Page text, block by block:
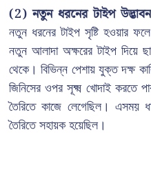
(2) নতুন ধরনের টাইপ
নতুন ধরনের টাইপ সৃষ্টি হওয়ার
নতুন আলাদা অক্ষরের টাইপ
থেকে। বিভিন্ন পেশায় যুক্ত দক্ষ
জিনিসের ওপর সূক্ষ্ম খোদাই করতে
তৈরিতে কাজে লেগেছিল। এসময়
তৈরিতে সহায়ক হয়েছিল।